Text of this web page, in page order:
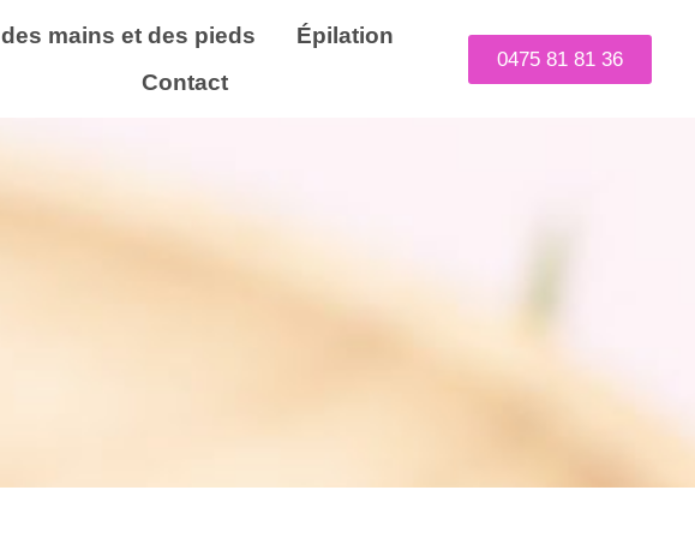
mains et des pieds
Épilation
Contact
0475 81 81 36